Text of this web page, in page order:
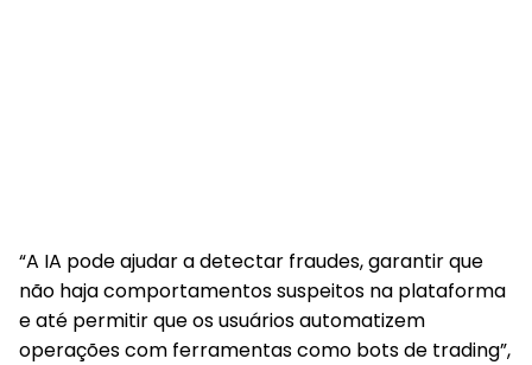
“A IA pode ajudar a detectar fraudes, garantir que
não haja comportamentos suspeitos na plataforma
e até permitir que os usuários automatizem
operações com ferramentas como bots de trading”,